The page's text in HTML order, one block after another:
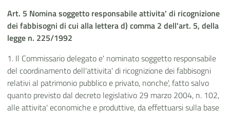
Art. 5 Nomina soggetto responsabile attivita' di ricognizione
dei fabbisogni di cui alla lettera d) comma 2 dell'art. 5, della
legge n. 225/1992
1. Il Commissario delegato e' nominato soggetto responsabile
del coordinamento dell'attivita' di ricognizione dei fabbisogni
relativi al patrimonio pubblico e privato, nonche', fatto salvo
quanto previsto dal decreto legislativo 29 marzo 2004, n. 102,
alle attivita' economiche e produttive, da effettuarsi sulla base